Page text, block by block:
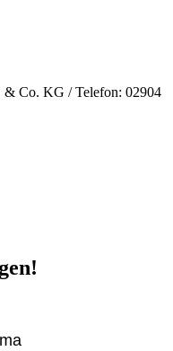
Co. KG / Telefon: 02904